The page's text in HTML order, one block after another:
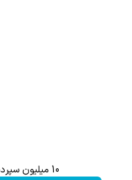
10 میلیون سپرده کن، 20 میلیون بردار🔥😍